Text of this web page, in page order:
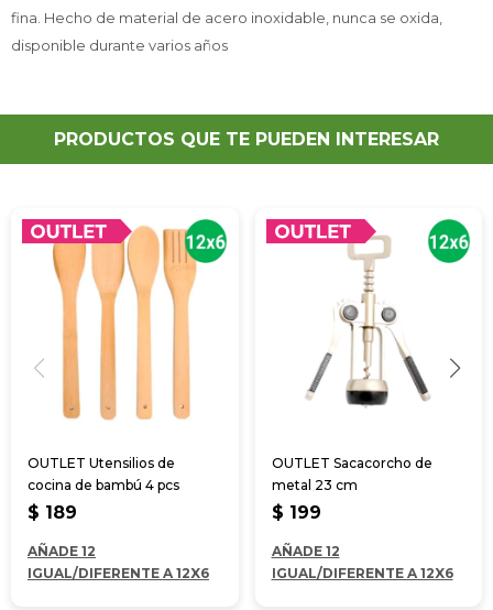
fina. Hecho de material de acero inoxidable, nunca se oxida,
disponible durante varios años
PRODUCTOS QUE TE PUEDEN INTERESAR
OUTLET Utensilios de
cocina de bambú 4 pcs
$ 189
AÑADE 12
IGUAL/DIFERENTE A 12X6
OUTLET Sacacorcho de
metal 23 cm
$ 199
AÑADE 12
IGUAL/DIFERENTE A 12X6